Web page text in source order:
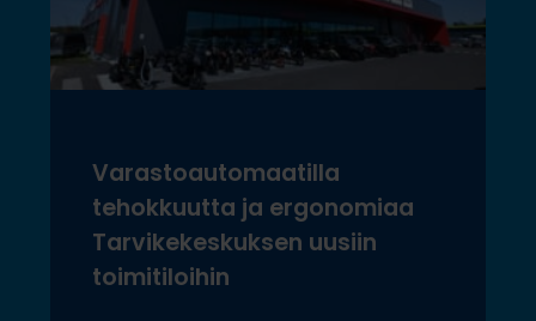
Varastoautomaatilla
tehokkuutta ja ergonomiaa
Tarvikekeskuksen uusiin
toimitiloihin